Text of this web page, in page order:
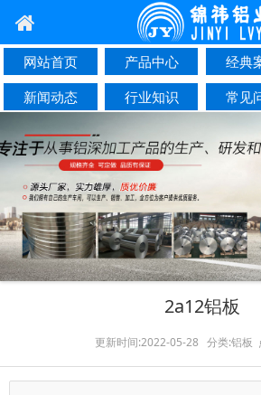
网站首页 产品中心 经典
新闻动态
行业知识 常见
联系我们
2a12铝板
更新时间:2022-05-28 分类:铝板